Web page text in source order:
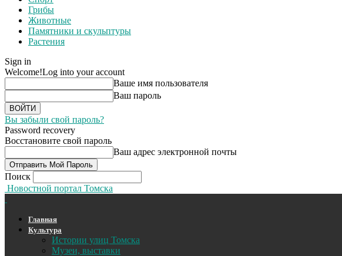
Грибы
Животные
Памятники и скульптуры
Растения
Sign in
Welcome!Log into your account
Ваше имя пользователя
Ваш пароль
Вы забыли свой пароль?
Password recovery
Восстановите свой пароль
Ваш адрес электронной почты
Поиск
Новостной портал Томска
Главная
Культура
Истории улиц Томска
Музеи, выставки